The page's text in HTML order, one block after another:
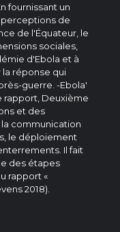
fournissant un
de
de l'Équateur, le
sociales,
d'Ebola et à
réponse qui
guerre. -Ebola'
rapport, Deuxième
et des
communication
le déploiement
Il fait
des étapes
rapport «
2018).